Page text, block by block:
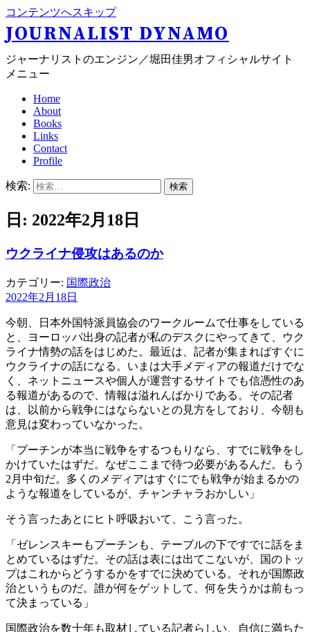
コンテンツへスキップ
JOURNALIST DYNAMO
ジャーナリストのエンジン／堀田佳男オフィシャルサイト
メニュー
Home
About
Books
Links
Contact
Profile
検索:
日: 2022年2月18日
ウクライナ侵攻はあるのか
カテゴリー: 国際政治
2022年2月18日
今朝、日本外国特派員協会のワークルームで仕事をしている
と、ヨーロッパ出身の記者が私のデスクにやってきて、ウク
ライナ情勢の話をはじめた。最近は、記者が集まればすぐに
ウクライナの話になる。いまは大手メディアの報道だけでな
く、ネットニュースや個人が運営するサイトでも信憑性のあ
る報道があるので、情報は溢れんばかりである。その記者
は、以前から戦争にはならないとの見方をしており、今朝も
意見は変わっていなかった。
「プーチンが本当に戦争をするつもりなら、すでに戦争をし
かけていたはずだ。なぜここまで待つ必要があるんだ。もう
2月中旬だ。多くのメディアはすぐにでも戦争が始まるかの
ような報道をしているが、チャンチャラおかしい」
そう言ったあとにヒト呼吸おいて、こう言った。
「ゼレンスキーもプーチンも、テーブルの下ですでに話をま
とめているはずだ。その話は表には出てこないが、国のトッ
プはこれからどうするかをすでに決めている。それが国際政
治というものだ。誰が何をゲットして、何を失うかは前もっ
て決まっている」
国際政治を数十年も取材している記者らしい、自信に満ちた